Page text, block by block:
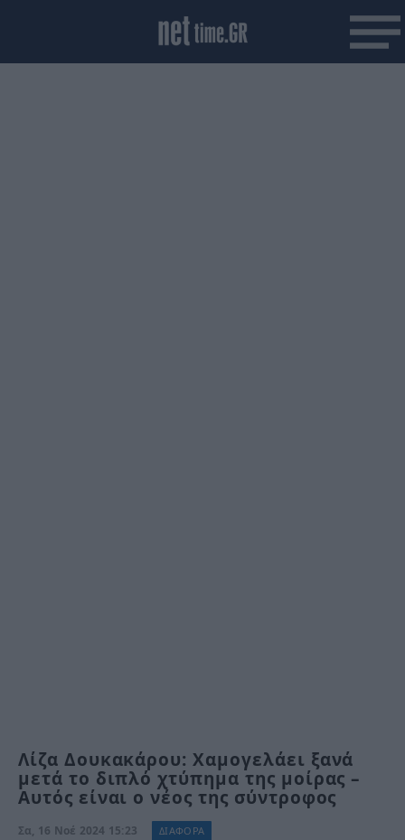
Λίζα Δουκακάρου: Χαμογελάει ξανά
μετά το διπλό χτύπημα της μοίρας –
Αυτός είναι ο νέος της σύντροφος
Σα, 16 Νοέ 2024 15:23 ΔΙΑΦΟΡΑ